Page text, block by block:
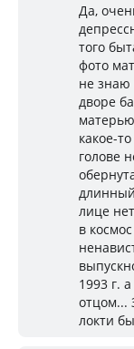
Да,
того
фото
не знаю
дворе
какое-
голове
лице
в
1993 г.
отцом...
локти